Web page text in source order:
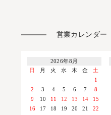
営業カレンダー
2026年8月
日
月 火 水 木 金
土
1
2
3 4 5 6 7
8
9
10 11 12 13 14
15
16
17 18 19 20 21 22